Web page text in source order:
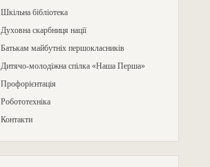
Шкільна бібліотека
Духовна скарбниця нації
Батькам майбутніх першокласників
Дитячо-молодіжна спілка «Наша Перша»
Профорієнтація
Робототехніка
Контакти